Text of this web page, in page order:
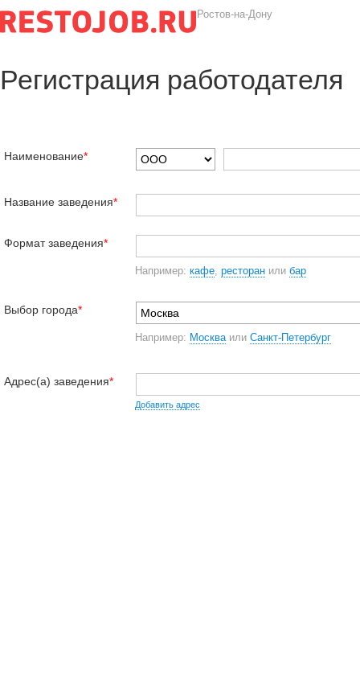
Ростов-на-Дону
Регистрация работодателя
Наименование*
Название заведения*
Формат заведения*
Например: кафе, ресторан или бар
Выбор города*
Например: Москваили Санкт-Петербург
Адрес(а) заведения*
Добавить адрес